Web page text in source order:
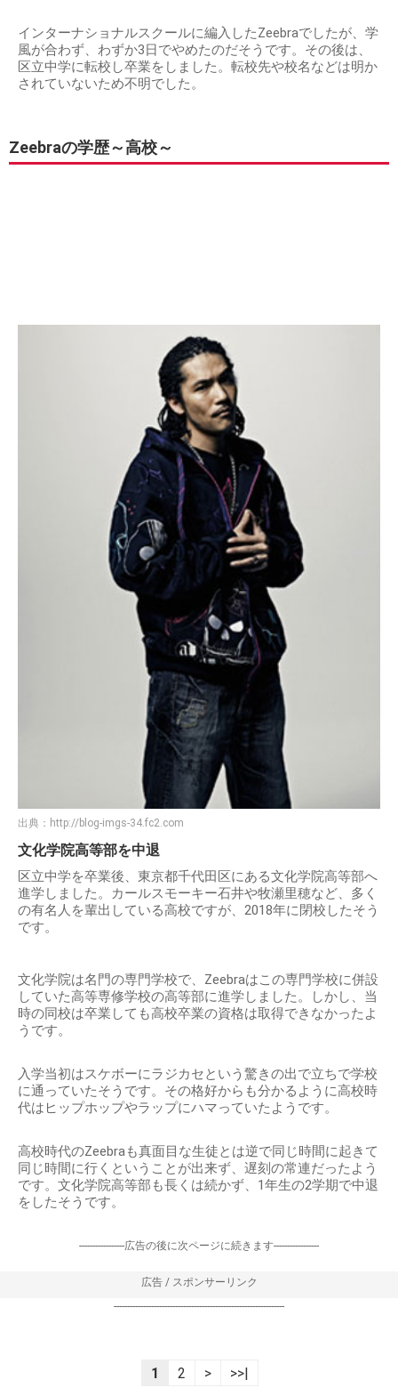
インターナショナルスクールに編入したZeebraでしたが、学
風が合わず、わずか3日でやめたのだそうです。その後は、
区立中学に転校し卒業をしました。転校先や校名などは明か
されていないため不明でした。
Zeebraの学歴～高校～
出典： http://blog-imgs-34.fc2.com
文化学院高等部を中退
区立中学を卒業後、東京都千代田区にある文化学院高等部へ
進学しました。カールスモーキー石井や牧瀬里穂など、多く
の有名人を輩出している高校ですが、2018年に閉校したそう
です。
文化学院は名門の専門学校で、Zeebraはこの専門学校に併設
していた高等専修学校の高等部に進学しました。しかし、当
時の同校は卒業しても高校卒業の資格は取得できなかったよ
うです。
入学当初はスケボーにラジカセという驚きの出で立ちで学校
に通っていたそうです。その格好からも分かるように高校時
代はヒップホップやラップにハマっていたようです。
高校時代のZeebraも真面目な生徒とは逆で同じ時間に起きて
同じ時間に行くということが出来ず、遅刻の常連だったよう
です。文化学院高等部も長くは続かず、1年生の2学期で中退
をしたそうです。
-----------------広告の後に次ページに続きます-----------------
広告 / スポンサーリンク
----------------------------------------------------------------
1 2 > >>|